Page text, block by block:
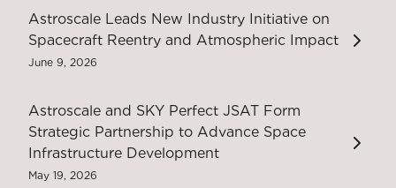
Astroscale Leads New Industry Initiative on
Spacecraft Reentry and Atmospheric Impact
June 9, 2026
Astroscale and SKY Perfect JSAT Form
Strategic Partnership to Advance Space
Infrastructure Development
May 19, 2026